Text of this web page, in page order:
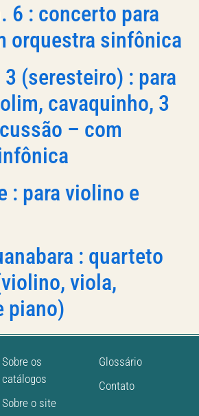
6 : concerto para
orquestra sinfônica
(seresteiro) : para
cavaquinho, 3
– com
: para violino e
: quarteto
viola,
piano)
Sobre os
catálogos
Sobre o site
Glossário
Contato